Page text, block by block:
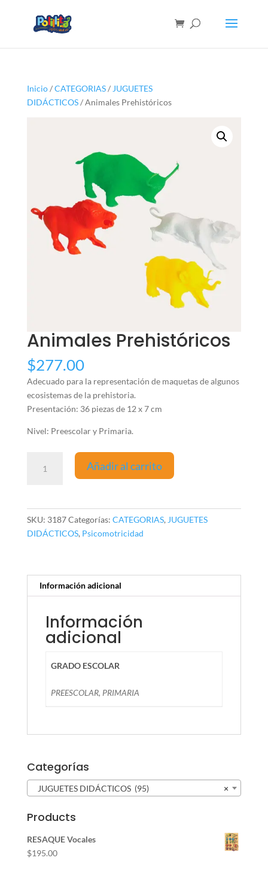
Inicio/CATEGORIAS/ JUGUETES
DIDÁCTICOS/ Animales Prehistóricos
Animales Prehistóricos
$277.00
Adecuado para la representación de maquetas de algunos
ecosistemas de la prehistoria.
Presentación: 36 piezas de 12 x 7 cm
Nivel: Preescolar y Primaria.
Prehistóricos
Añadir al carrito
SKU: 3187Categorías: CATEGORIAS, JUGUETES
DIDÁCTICOS, Psicomotricidad
Información adicional
Información
adicional
GRADO ESCOLAR
PREESCOLAR, PRIMARIA
Categorías
×
JUGUETES DIDÁCTICOS (95)
Products
RESAQUE Vocales
$195.00